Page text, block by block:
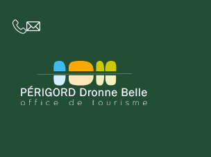
CE LIEN OUVRIRA VOTRE